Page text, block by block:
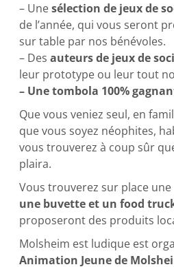
– Unesélection de jeux de
de l’année, qui vous seront
sur table par nos bénévoles.
– Desauteurs de jeux de
leur prototype ou leur tout
– Une tombola 100%
Que vous veniez seul, en
que vous soyez néophites,
vous trouverez à coup sûr
plaira.
Vous trouverez sur place une
une buvette et un food
proposeront des produits
Molsheim est ludique est
Animation Jeune de